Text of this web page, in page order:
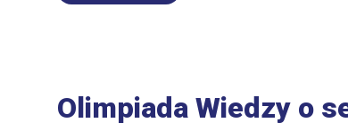
Olimpiada Wiedzy o